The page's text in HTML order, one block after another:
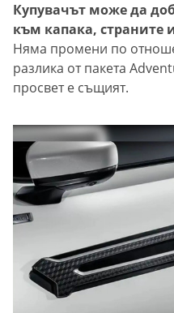
Купувачът може да
към капака, страните
Няма промени по
разлика от пакета
просвет е същият.